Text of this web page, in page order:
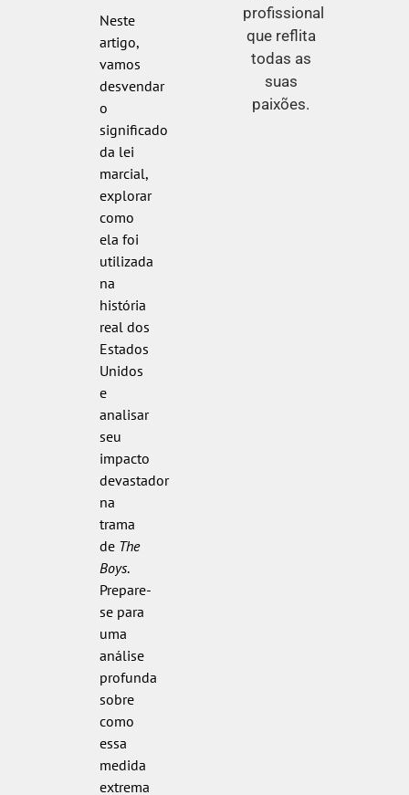
Neste
artigo,
vamos
desvendar
o
significado
da lei
marcial,
explorar
como
ela foi
utilizada
na
história
real dos
Estados
Unidos
e
analisar
seu
impacto
devastador
na
trama
de The
Boys.
Prepare-
se para
uma
análise
profunda
sobre
como
essa
medida
extrema
profissional
que reflita
todas as
suas
paixões.